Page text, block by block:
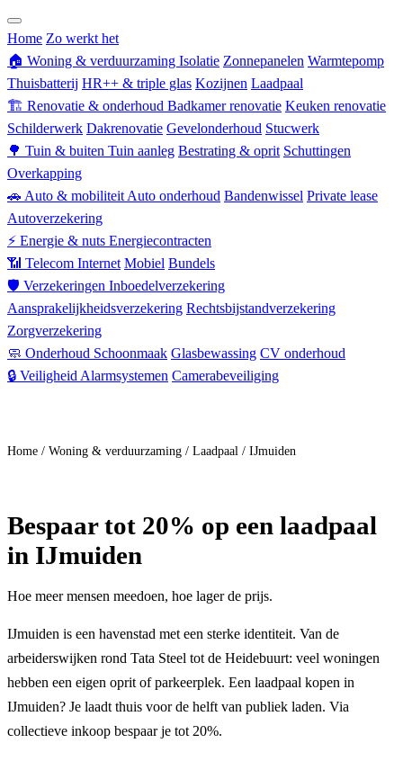
Home Zo werkt het
🏠 Woning & verduurzaming Isolatie Zonnepanelen Warmtepomp
Thuisbatterij HR++ & triple glas Kozijnen Laadpaal
🏗 Renovatie & onderhoud Badkamer renovatie Keuken renovatie
Schilderwerk Dakrenovatie Gevelonderhoud Stucwerk
🌳 Tuin & buiten Tuin aanleg Bestrating & oprit Schuttingen
Overkapping
🚗 Auto & mobiliteit Auto onderhoud Bandenwissel Private lease
Autoverzekering
⚡ Energie & nuts Energiecontracten
📶 Telecom Internet Mobiel Bundels
🛡 Verzekeringen Inboedelverzekering
Aansprakelijkheidsverzekering Rechtsbijstandverzekering
Zorgverzekering
🧼 Onderhoud Schoonmaak Glasbewassing CV onderhoud
🔒 Veiligheid Alarmsystemen Camerabeveiliging
Home / Woning & verduurzaming / Laadpaal / IJmuiden
Bespaartot 20% op een laadpaal
in IJmuiden
Hoe meer mensen meedoen, hoe lager de prijs.
IJmuiden is een havenstad met een sterke identiteit. Van de
arbeiderswijken rond Tata Steel tot de Heidebuurt: veel woningen
hebben een eigen oprit of parkeerplek. Een laadpaal kopen in
IJmuiden? Je laadt thuis voor de helft van publiek laden. Via
collectieve inkoop bespaar je tot 20%.